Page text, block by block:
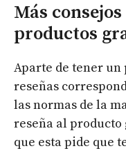
Más
productos
Aparte de tener
reseñas
las normas de la
reseña al producto
que esta pide que